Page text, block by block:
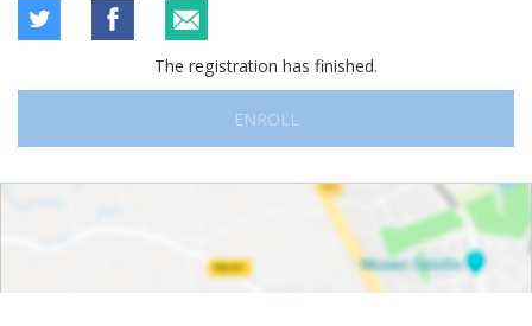
The registration has finished.
ENROLL